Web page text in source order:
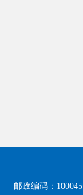
邮政编码：100045